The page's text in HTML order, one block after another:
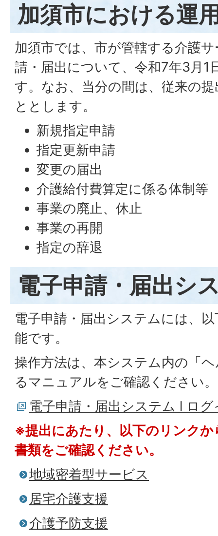
加須市における運
加須市では、市が管轄する介護
請・届出について、令和7年3月1
す。なお、当分の間は、従来の
ととします。
新規指定申請
指定更新申請
変更の届出
介護給付費算定に係る体制等
事業の廃止、休止
事業の再開
指定の辞退
電子申請・届出シ
電子申請・届出システムには、
能です。
操作方法は、本システム内の「
るマニュアルをご確認ください。
電子申請・届出システム l ロ
※提出にあたり、以下のリンクか
書類をご確認ください。
地域密着型サービス
居宅介護支援
介護予防支援